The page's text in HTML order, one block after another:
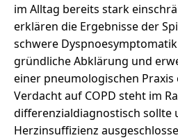
im Alltag bereits stark
erklären die Ergebnisse der
schwere
gründliche Abklärung und
einer pneumologischen
Verdacht auf COPD steht im
differenzialdiagnostisch sollte
Herzinsuffizienz